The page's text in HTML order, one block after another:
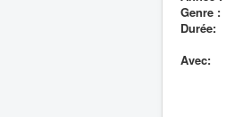
Genre :
Durée:
Avec: